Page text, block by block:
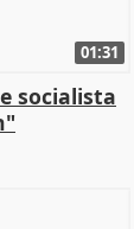
01:31
socialista